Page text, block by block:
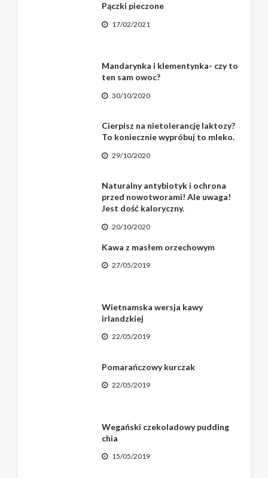
Pączki pieczone
17/02/2021
Mandarynka i klementynka- czy to
ten sam owoc?
30/10/2020
Cierpisz na nietolerancję laktozy?
To koniecznie wypróbuj to mleko.
29/10/2020
Naturalny antybiotyk i ochrona
przed nowotworami! Ale uwaga!
Jest dość kaloryczny.
20/10/2020
Kawa z masłem orzechowym
27/05/2019
Wietnamska wersja kawy
irlandzkiej
22/05/2019
Pomarańczowy kurczak
22/05/2019
Wegański czekoladowy pudding
chia
15/05/2019